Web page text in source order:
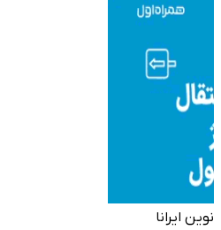
نوین ایرانا